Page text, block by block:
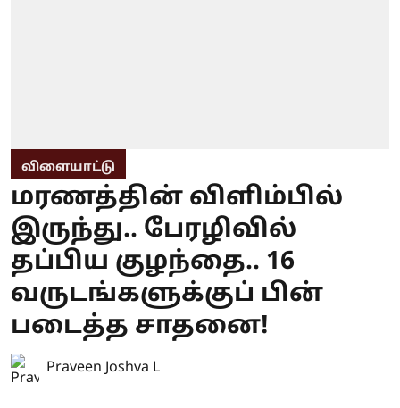
விளையாட்டு
மரணத்தின் விளிம்பில்
இருந்து.. பேரழிவில்
தப்பிய குழந்தை.. 16
வருடங்களுக்குப் பின்
படைத்த சாதனை!
Praveen Joshva L